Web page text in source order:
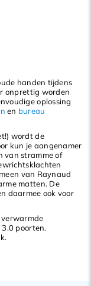
handen tijdens
onprettig worden
oplossing
en bureau
wordt de
kun je aangenamer
van stramme of
van Raynaud
matten. De
daarmee ook voor
poorten.